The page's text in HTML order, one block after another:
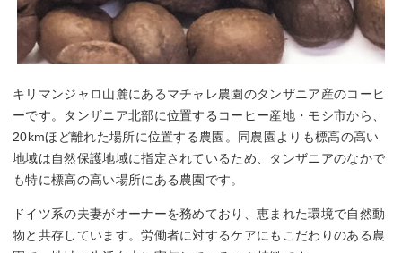
キリマンジャロ山麓にあるマチャレ農園のタンザニア産のコーヒ
ーです。タンザニア北部に位置するコーヒー産地・モシ市から、
20kmほど離れた場所に位置する農園。同農園よりも標高の高い
地域は自然保護地域に指定されているため、タンザニアのなかで
も特に標高の高い場所にある農園です。
ドイツ系の夫妻がオーナーを務めており、恵まれた環境で自然動
物と共存しています。労働者に対するケアにもこだわりのある農